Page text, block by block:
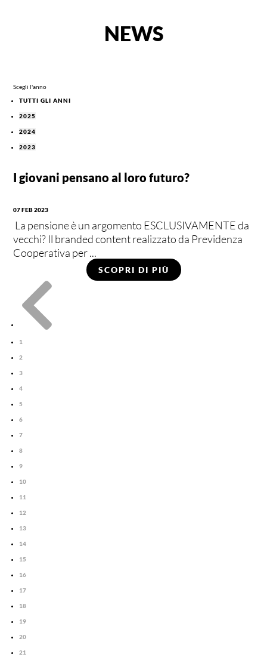
NEWS
Scegli l'anno
TUTTI GLI ANNI
2025
2024
2023
I giovani pensano al loro futuro?
07 FEB 2023
La pensione è un argomento ESCLUSIVAMENTE da
vecchi? Il branded content realizzato da Previdenza
Cooperativa per ...
SCOPRI DI PIÙ

1
2
3
4
5
6
7
8
9
10
11
12
13
14
15
16
17
18
19
20
21